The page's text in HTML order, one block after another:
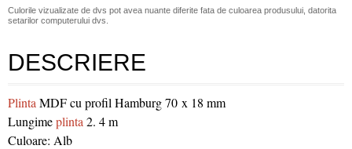
Culorile vizualizate de dvs pot avea nuante diferite fata de culoarea produsului, datorita
setarilor computerului dvs.
DESCRIERE
Plinta MDF cu profil Hamburg 70 x 18 mm
Lungimeplinta 2. 4 m
Culoare: Alb